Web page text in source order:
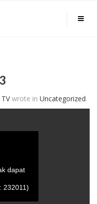
wrote in Uncategorized.
dapat
232011)